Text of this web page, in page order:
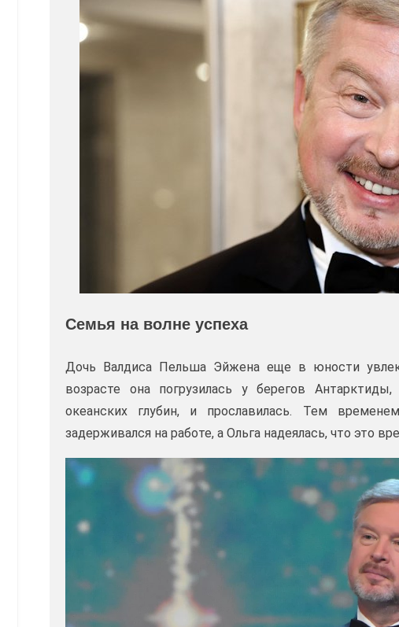
Семья на волне успеха
Дочь Валдиса Пельша Эйжена еще в юности
возрасте она погрузилась у берегов
океанских глубин, и прославилась. Тем
задерживался на работе, а Ольга надеялась, что это